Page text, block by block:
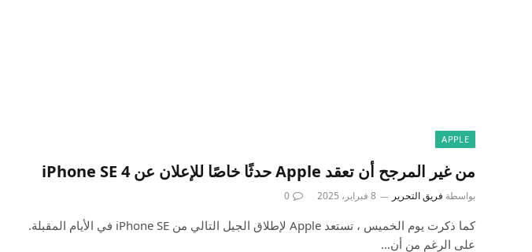
APPLE
من غير المرجح أن تعقد Apple حدثًا خاصًا للإعلان عن iPhone SE 4
بواسطة فريق التحرير 8 فبراير، 2025 0
كما ذكرت يوم الخميس ، تستعد Apple لإطلاق الجيل التالي من iPhone SE في الأيام المقبلة.
على الرغم من أن…